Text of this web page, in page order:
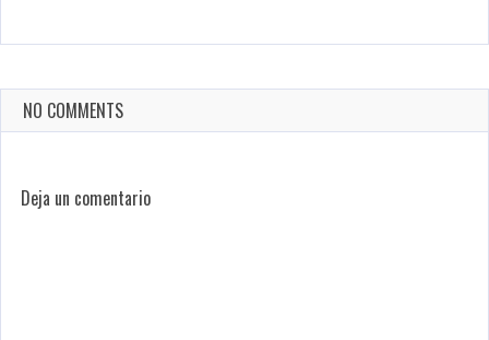
NO COMMENTS
Deja un comentario